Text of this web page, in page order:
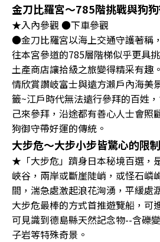
金刀比羅宮～785階挑戰與狗
★入內參觀 ●下車參觀
●金刀比羅宮以海上交通守護著稱
往本宮參道的785層階梯似乎更具
土產商店讓拾級之旅變得精采有趣
情欣賞讚岐富士與遠方瀨戶內海美
籤~江戶時代無法遠行參拜的百姓
己來參拜，沿途都有善心人士會照
狗御守帶好運的傳統。
大步危～大步小步皆驚心的限
★「大步危」躋身日本秘境百選，
峽谷，兩岸或斷崖陡峭，或怪石嶙
間，湍急處激起浪花洶湧，平緩處
大步危最棒的方式首推遊覽船，可
可見識到德島縣天然記念物--含礫
子岩等特殊奇景。